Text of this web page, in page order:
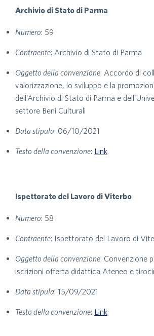
Archivio di Stato di Parma
Numero: 59
Contraente: Archivio di Stato di Parma
Oggetto della convenzione: Accordo di
valorizzazione, lo sviluppo e la
dell’Archivio di Stato di Parma e
settore Beni Culturali
Data stipula: 06/10/2021
Testo della convenzione: Link
Ispettorato del Lavoro di Viterbo
Numero: 58
Contraente: Ispettorato del Lavoro di
Oggetto della convenzione: Convenzione
iscrizioni offerta didattica Ateneo e
Data stipula: 15/09/2021
Testo della convenzione: Link